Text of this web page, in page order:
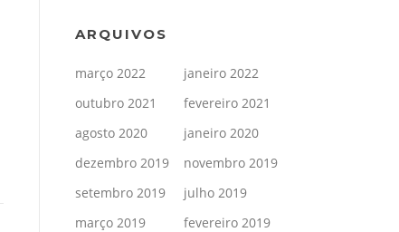
ARQUIVOS
março 2022
janeiro 2022
outubro 2021
fevereiro 2021
agosto 2020
janeiro 2020
dezembro 2019
novembro 2019
setembro 2019
julho 2019
março 2019
fevereiro 2019